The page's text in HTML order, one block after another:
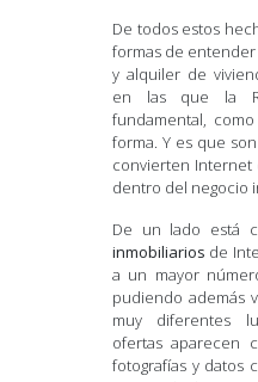
De todos estos
formas de
y alquiler de
en las que la
fundamental,
forma. Y es que
convierten Internet
dentro del negocio
De un lado está
inmobiliarios de
a un mayor
pudiendo además
muy diferentes
ofertas aparecen
fotografías y datos